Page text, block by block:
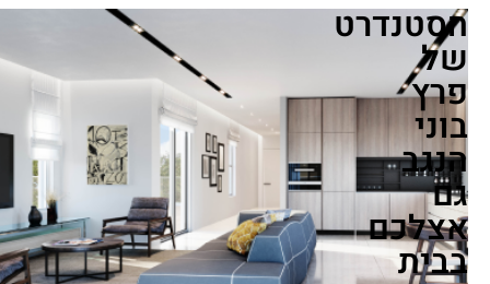
הסטנדרט
של
פרץ
בוני
הנגב
גם
אצלכם
בבית